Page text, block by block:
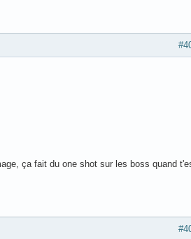
ça fait du one shot sur les boss quand